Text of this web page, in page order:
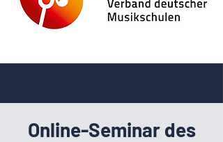
Online-Seminar des